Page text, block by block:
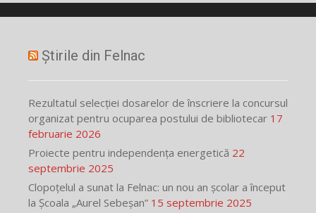
Știrile din Felnac
Rezultatul selecției dosarelor de înscriere la concursul
organizat pentru ocuparea postului de bibliotecar 17
februarie 2026
Proiecte pentru independența energetică 22
septembrie 2025
Clopoțelul a sunat la Felnac: un nou an școlar a început
la Școala „Aurel Sebeșan” 15 septembrie 2025